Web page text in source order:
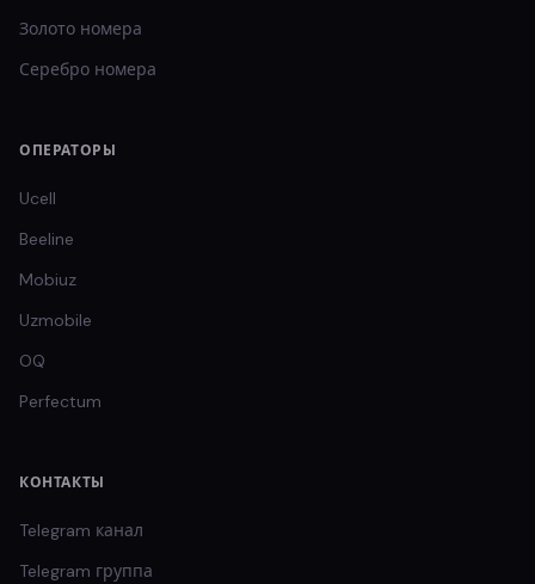
Золото номера
Серебро номера
ОПЕРАТОРЫ
Ucell
Beeline
Mobiuz
Uzmobile
OQ
Perfectum
КОНТАКТЫ
Telegram канал
Telegram группа